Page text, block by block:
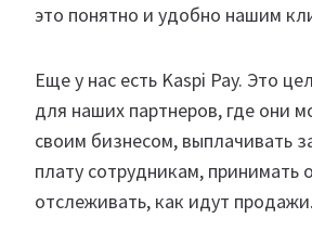
это понятно и удобно нашим
Еще у нас есть Kaspi Pay. Это
для наших партнеров, где они
своим бизнесом, выплачивать
плату сотрудникам, принимать
отслеживать, как идут продажи.​